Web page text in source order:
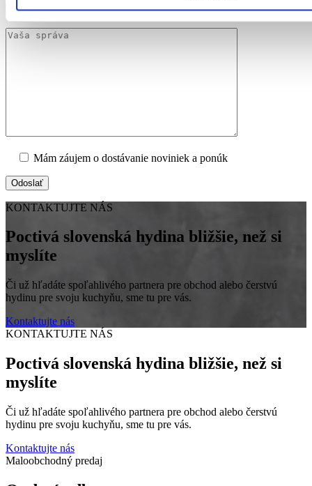
Mám záujem o dostávanie noviniek a ponúk
KONTAKTUJTE NÁS
Poctivá slovenská hydina bližšie, než si
myslíte
Či už hľadáte spoľahlivého partnera pre obchod alebo čerstvú
hydinu pre svoju kuchyňu, sme tu pre vás.
Kontaktujte nás
KONTAKTUJTE NÁS
Poctivá slovenská hydina bližšie, než si
myslíte
Či už hľadáte spoľahlivého partnera pre obchod alebo čerstvú
hydinu pre svoju kuchyňu, sme tu pre vás.
Kontaktujte nás
Maloobchodný predaj